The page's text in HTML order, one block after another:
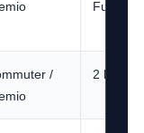
Full day
/
2 hari /